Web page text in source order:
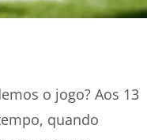
o jogo? Aos 13
quando